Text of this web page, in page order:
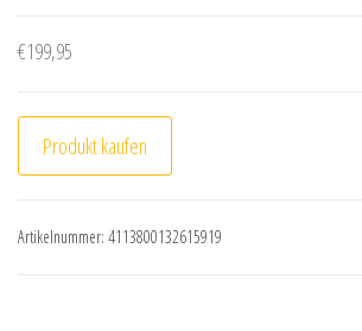
€199,95
Produkt kaufen
Artikelnummer: 4113800132615919